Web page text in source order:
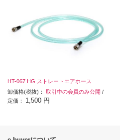
HT-067 HG ストレートエアホース
卸価格(税抜)： 取引中の会員のみ公開 /
定価： 1,500 円